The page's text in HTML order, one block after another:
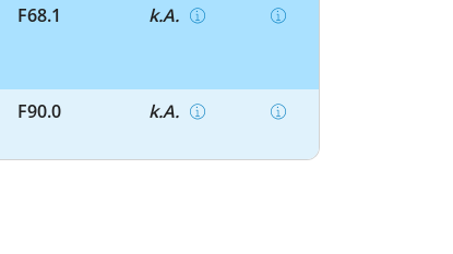
F68.1 k.A.
F90.0 k.A.